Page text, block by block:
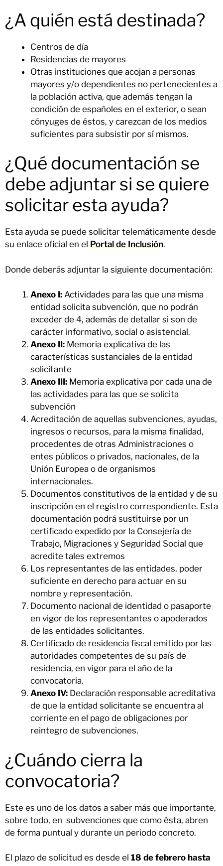
¿A quién está destinada?
Centros de día
Residencias de mayores
Otras instituciones que acojan a personas
mayores y/o dependientes no pertenecientes a
la población activa, que además tengan la
condición de españoles en el exterior, o sean
cónyuges de éstos, y carezcan de los medios
suficientes para subsistir por sí mismos.
¿Qué documentación se
debe adjuntar si se quiere
solicitar esta ayuda?
Esta ayuda se puede solicitar telemáticamente desde
su enlace oficial en el Portal de Inclusión.
Donde deberás adjuntar la siguiente documentación:
Anexo I: Actividades para las que una misma
entidad solicita subvención, que no podrán
exceder de 4, además de detallar si son de
carácter informativo, social o asistencial.
Anexo II: Memoria explicativa de las
características sustanciales de la entidad
solicitante
Anexo III: Memoria explicativa por cada una de
las actividades para las que se solicita
subvención
Acreditación de aquellas subvenciones, ayudas,
ingresos o recursos, para la misma finalidad,
procedentes de otras Administraciones o
entes públicos o privados, nacionales, de la
Unión Europea o de organismos
internacionales.
Documentos constitutivos de la entidad y de su
inscripción en el registro correspondiente. Esta
documentación podrá sustituirse por un
certificado expedido por la Consejería de
Trabajo, Migraciones y Seguridad Social que
acredite tales extremos
Los representantes de las entidades, poder
suficiente en derecho para actuar en su
nombre y representación.
Documento nacional de identidad o pasaporte
en vigor de los representantes o apoderados
de las entidades solicitantes.
Certificado de residencia fiscal emitido por las
autoridades competentes de su país de
residencia, en vigor para el año de la
convocatoria.
Anexo IV: Declaración responsable acreditativa
de que la entidad solicitante se encuentra al
corriente en el pago de obligaciones por
reintegro de subvenciones.
¿Cuándo cierra la
convocatoria?
Este es uno de los datos a saber más que importante,
sobre todo, en subvenciones que como ésta, abren
de forma puntual y durante un periodo concreto.
El plazo de solicitud es desde el 18 de febrero hasta